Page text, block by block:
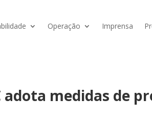
Operação Imprensa
adota medidas de